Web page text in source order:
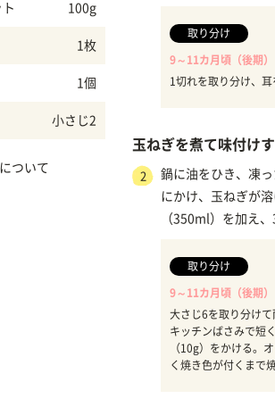
ト 100g
1枚
1個
小さじ2
ついて
取り分け
9～11カ月頃（後期）
1切れを取り分け、耳
玉ねぎを煮て味付け
2
鍋に油をひき、凍
にかけ、玉ねぎが
（350ml）を加え、
取り分け
9～11カ月頃（後期）
大さじ6を取り分けて
キッチンばさみで短
（10g）をかける。
く焼き色が付くまで焼